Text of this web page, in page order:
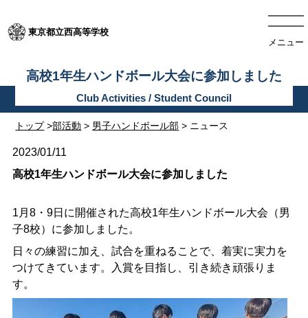
東京都立西高等学校
メニュー
トップ>部活動 > 男子ハンドボール部 > ニュース
高校1年生ハンドボール大会に参加しました
2023/01/11
高校1年生ハンドボール大会に参加しました
1月8・9日に開催された高校1年生ハンドボール大会（男
子8校）に参加しました。
日々の練習に加え、試合を重ねることで、着実に実力を
つけてきています。入賞を目指し、引き続き頑張りま
す。